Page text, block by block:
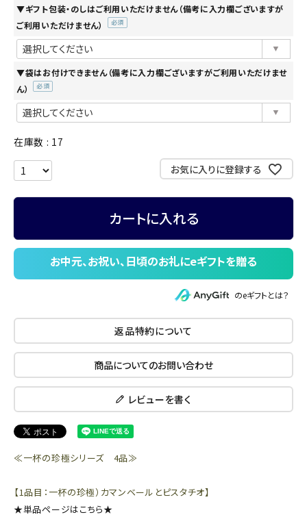
▼ギフト包装・のしはご利用いただけません（備考に入力欄ございますが
ご利用いただけません）
▼袋はお付けできません（備考に入力欄ございますがご利用いただけませ
ん）
須)
在庫数
17
お気に入りに登録する
カートに入れる
のeギフトとは？
返品特約について
商品についてのお問い合わせ
レビューを書く
≪一杯の珍極シリーズ 4品≫
【1品目：一杯の珍極）カマンベールとピスタチオ】
★単品ページはこちら★